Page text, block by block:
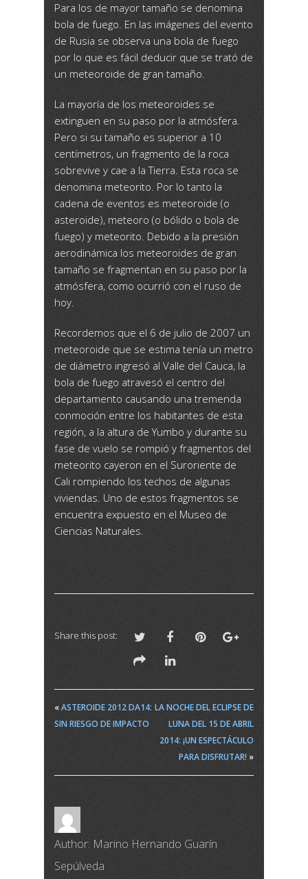
Para los de mayor tamaño se denomina
bola de fuego. En las imágenes del evento
de Rusia se observa una bola de fuego
por lo que es fácil deducir que se trató de
un meteoroide de gran tamaño.
La mayoría de los meteoroides se
extinguen en su paso por la atmósfera.
Pero si su tamaño es superior a 10
centímetros, un fragmento de la roca
sobrevive y cae a la Tierra. Esta roca se
denomina meteorito. Por lo tanto la
cadena de eventos es meteoroide (o
asteroide), meteoro (o bólido o bola de
fuego) y meteorito. Debido a la presión
aerodinámica los meteoroides de gran
tamaño se fragmentan en su paso por la
atmósfera, como ocurrió con el ruso de
hoy.
Recordemos que el 6 de julio de 2007 un
meteoroide que se estima tenía un metro
de diámetro ingresó al Valle del Cauca, la
bola de fuego atravesó el centro del
departamento causando una tremenda
conmoción entre los habitantes de esta
región, a la altura de Yumbo y durante su
fase de vuelo se rompió y fragmentos del
meteorito cayeron en el Suroriente de
Cali rompiendo los techos de algunas
viviendas. Uno de estos fragmentos se
encuentra expuesto en el Museo de
Ciencias Naturales.
Share this post:
«ASTEROIDE 2012 DA14:
SIN RIESGO DE IMPACTO
LA NOCHE DEL ECLIPSE DE
LUNA DEL 15 DE ABRIL
2014: ¡UN ESPECTÁCULO
PARA DISFRUTAR!»
Author: Marino Hernando Guarín
Sepúlveda